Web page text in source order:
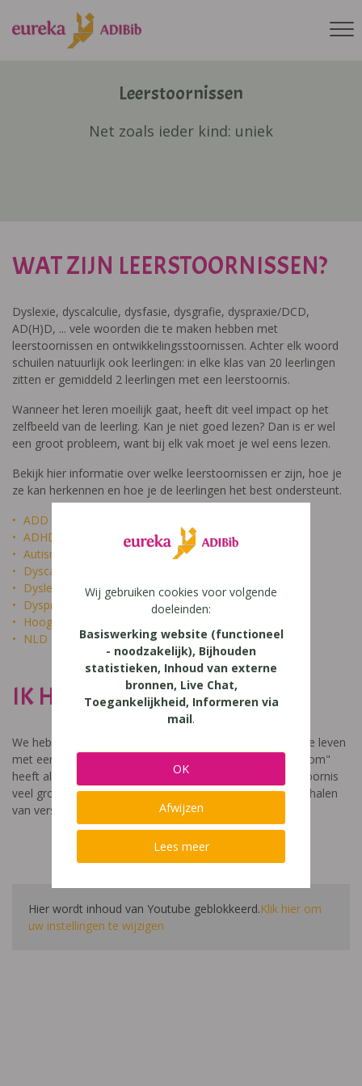
Leerstoornissen
Net zoals ieder kind: uniek
WAT ZIJN LEERSTOORNISSEN?
Dyslexie, dyscalculie, dysfasie, dysgrafie, dyspraxie/DCD,
AD(H)D, ... vele woorden die te maken hebben met
leerstoornissen en ontwikkelingsstoornissen. Achter elk woord
schuilen natuurlijk ook leerlingen: in elke klas van 20 leerlingen
zitten er gemiddeld 2 leerlingen met een leerstoornis.
Wanneer het leren moeilijk gaat, heeft dit veel impact op het
zelfbeeld van de leerling. Kan je niet goed lezen? Dan is er wel
een groot probleem, want bij elk vak moet je wel eens lezen.
Bekijk hier informatie over welke leerstoornissen er zijn, hoe je
ze kan herkennen en hoe je de leerlingen het best ondersteunt.
ADD
ADHD
Autisme
Dyscalculie
Dyslexie
Dyspraxie
Hoogbegaafdheid
NLD
IK HEET NIET DOM
We hebben een video gemaakt die toont hoe het is om te leven
met een leerstoornis. De film met als titel: "Ik heet niet dom"
heeft als doel aan te tonen dat de impact van een leerstoornis
veel groter is dan enkel wat je ziet in de klas. Je hoort verhalen
van verschillende leerlingen en ouders.
Hier wordt inhoud van Youtube geblokkeerd.Klik hier om
uw instellingen te wijzigen
Wij gebruiken cookies voor volgende
doeleinden:
Basiswerking website (functioneel
- noodzakelijk), Bijhouden
statistieken, Inhoud van externe
bronnen, Live Chat,
Toegankelijkheid, Informeren via
mail.
OK
Afwijzen
Lees meer